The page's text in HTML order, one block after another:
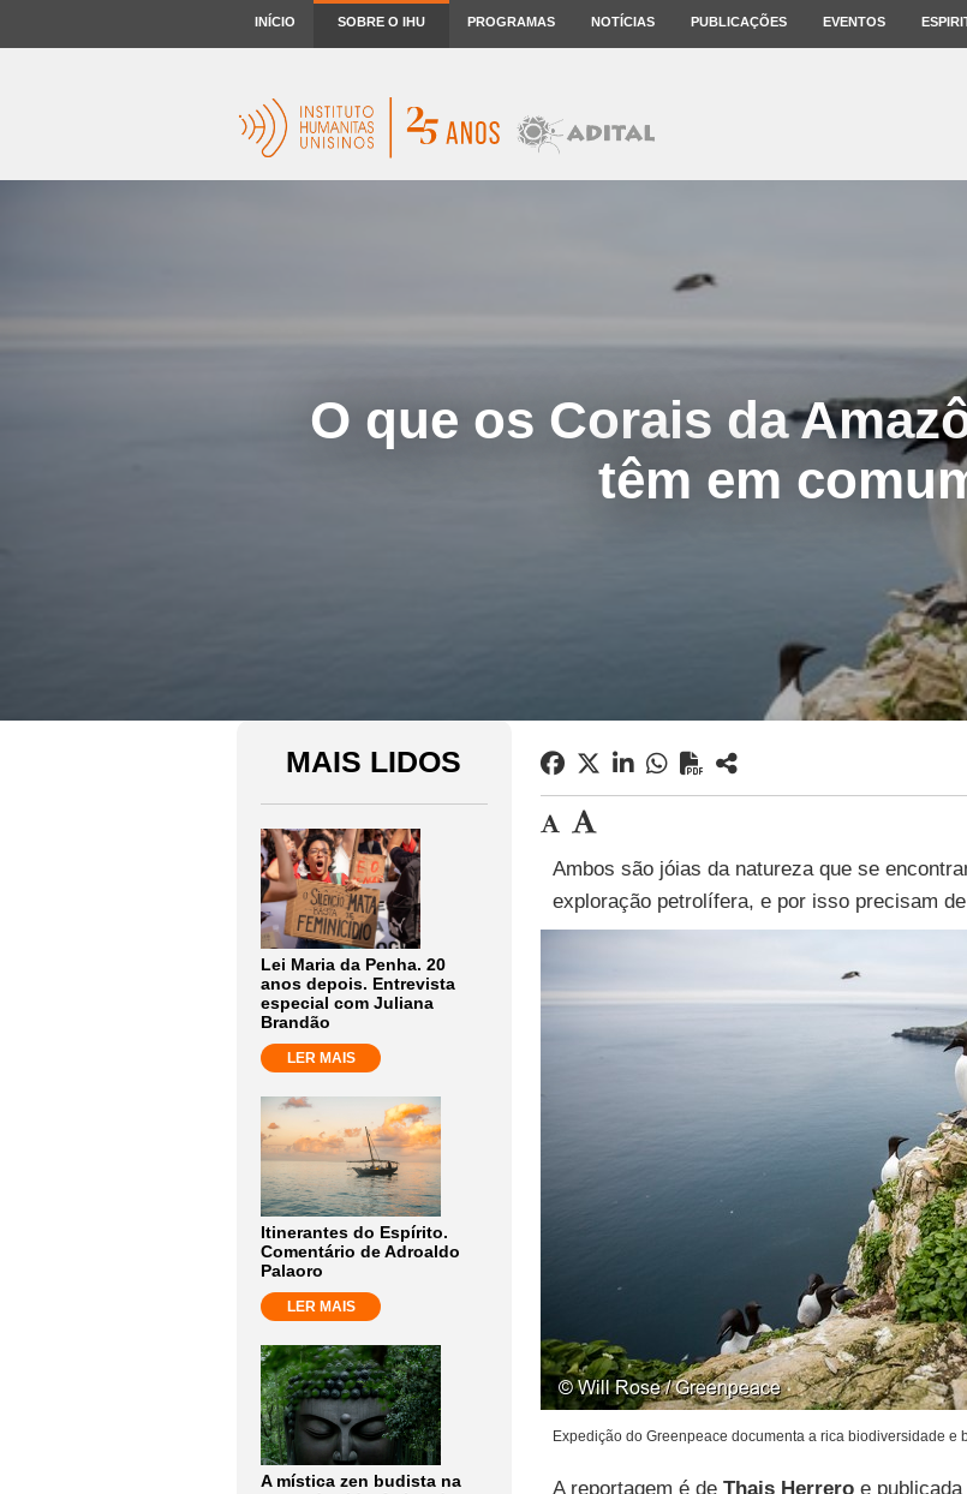
INÍCIO SOBRE O IHU PROGRAMAS NOTÍCIAS PUBLICAÇÕES EVENTOS
O que os Corais da
têm em
MAIS LIDOS
Lei Maria da Penha. 20
anos depois. Entrevista
especial com Juliana
Brandão
LER MAIS
Itinerantes do Espírito.
Comentário de Adroaldo
Palaoro
LER MAIS
A mística zen budista na
Ambos são jóias da natureza que se
exploração petrolífera, e por isso precisam
Expedição do Greenpeace documenta a rica biodiversidade
A reportagem é de Thais Herrero e publicada